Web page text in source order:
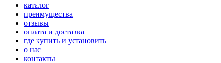
каталог
преимущества
отзывы
оплата и доставка
где купить и установить
о нас
контакты